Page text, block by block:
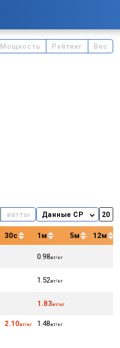
Мощность Рейтинг Вес
ватты Данные CP
30с 1м 5м 12м
0.98вт/кг
1.52вт/кг
1.83вт/кг
2.10вт/кг 1.48вт/кг